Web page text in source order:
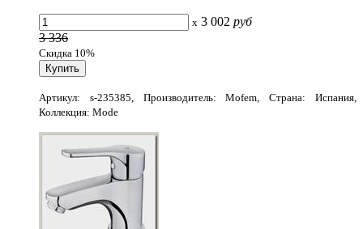
x 3 002 руб
3 336
Скидка 10%
Артикул: s-235385, Производитель: Mofem, Страна: Испания,
Коллекция: Mode